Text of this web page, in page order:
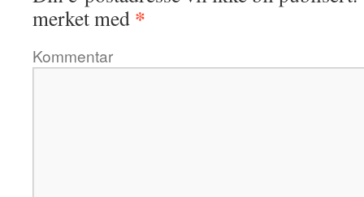
merket med *
Kommentar